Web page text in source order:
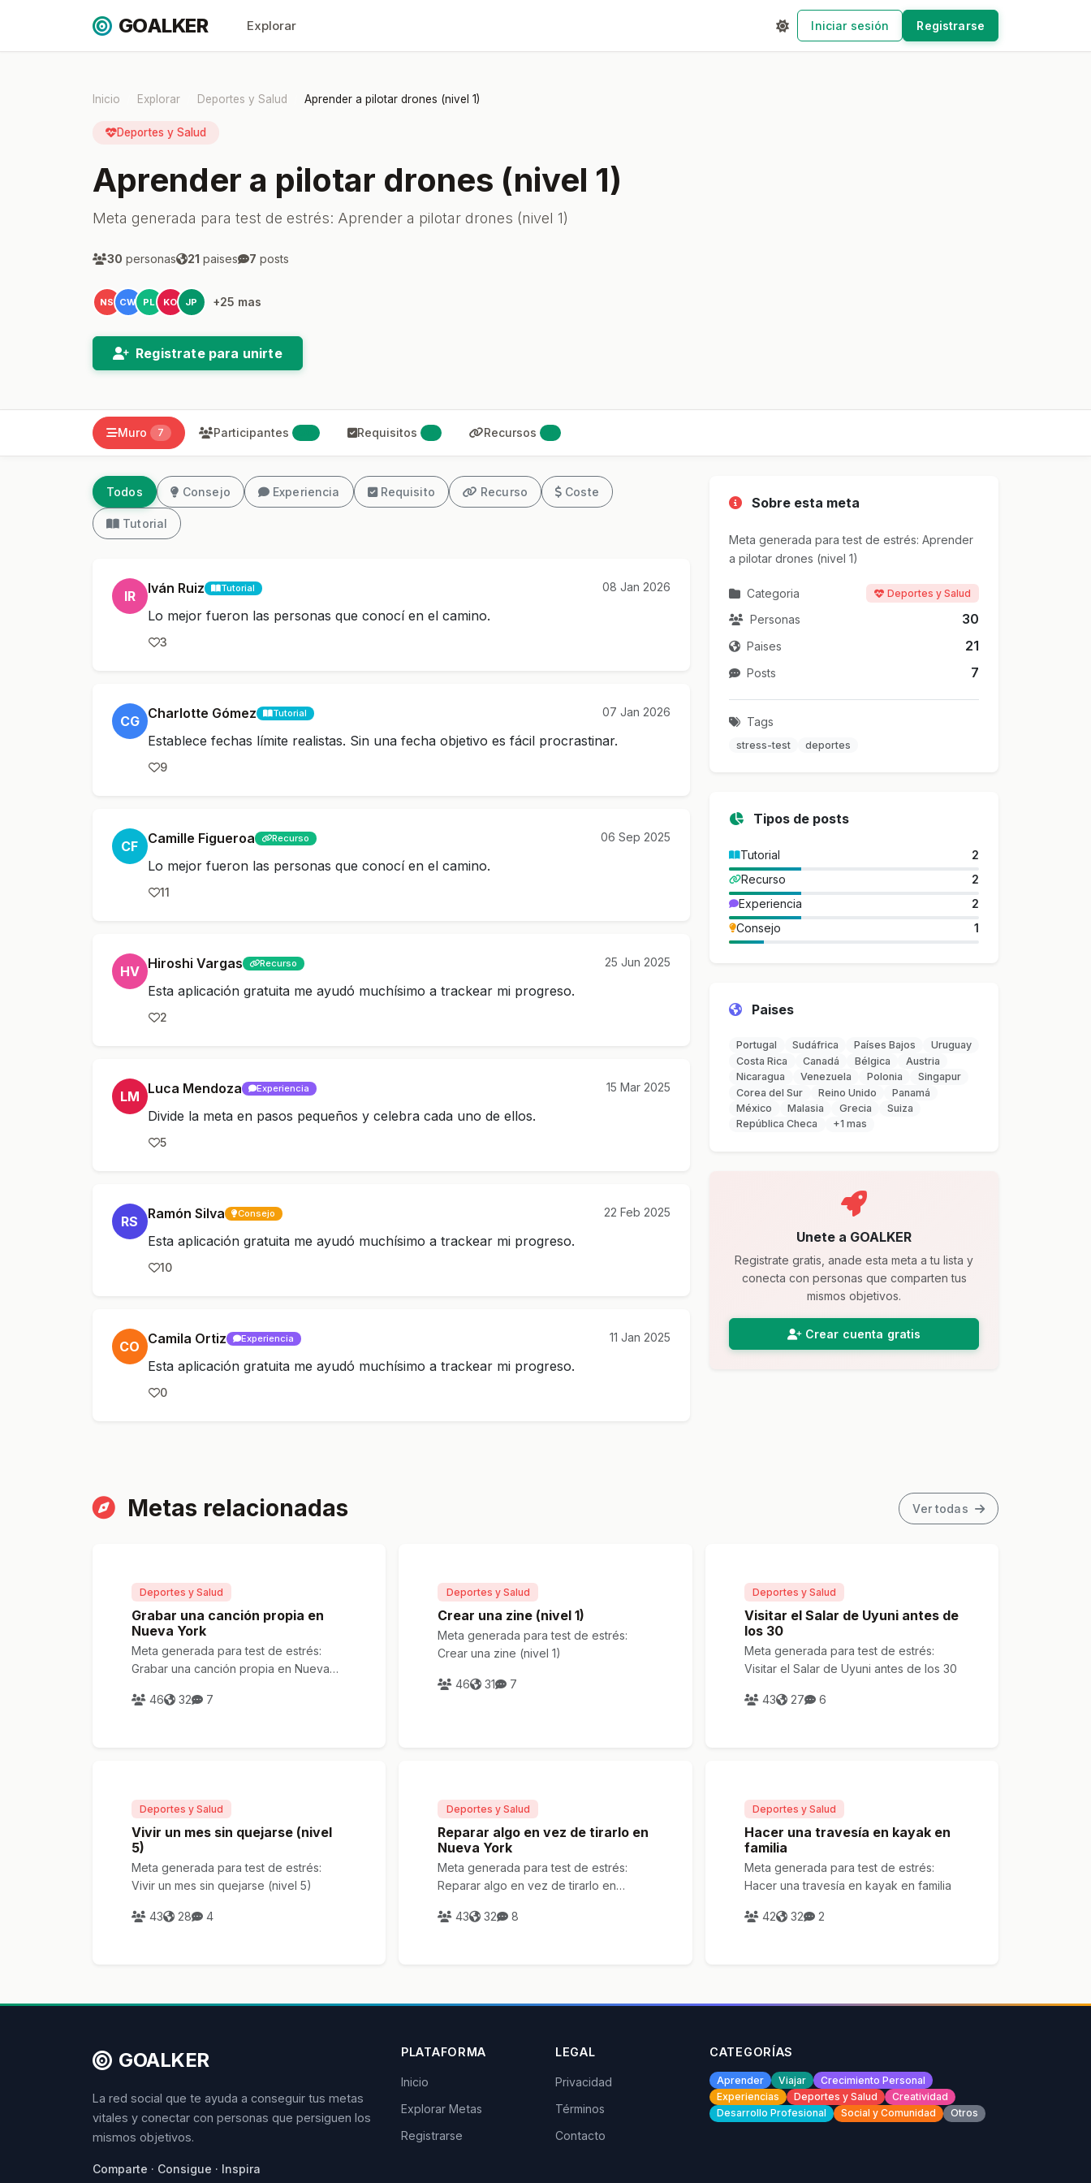
GOALKER Explorar Iniciar sesión Registrarse
Inicio Explorar Deportes y Salud Aprender a pilotar drones (nivel 1)
Deportes y Salud
Aprender a pilotar drones (nivel 1)
Meta generada para test de estrés: Aprender a pilotar drones (nivel 1)
30 personas 21 paises 7 posts
NS CW PL KO JP +25 mas
Registrate para unirte
Muro 7 Participantes Requisitos Recursos
Todos Consejo Experiencia Requisito Recurso Coste
Tutorial
IR Iván Ruiz Tutorial 08 Jan 2026
Lo mejor fueron las personas que conocí en el camino.
3
CG Charlotte Gómez Tutorial 07 Jan 2026
Establece fechas límite realistas. Sin una fecha objetivo es fácil procrastinar.
9
CF Camille Figueroa Recurso 06 Sep 2025
Lo mejor fueron las personas que conocí en el camino.
11
HV Hiroshi Vargas Recurso 25 Jun 2025
Esta aplicación gratuita me ayudó muchísimo a trackear mi progreso.
2
LM Luca Mendoza Experiencia 15 Mar 2025
Divide la meta en pasos pequeños y celebra cada uno de ellos.
5
RS Ramón Silva Consejo 22 Feb 2025
Esta aplicación gratuita me ayudó muchísimo a trackear mi progreso.
10
CO Camila Ortiz Experiencia 11 Jan 2025
Esta aplicación gratuita me ayudó muchísimo a trackear mi progreso.
0
Sobre esta meta
Meta generada para test de estrés: Aprender
a pilotar drones (nivel 1)
Categoria Deportes y Salud
Personas 30
Paises 21
Posts 7
Tags
stress-test deportes
Tipos de posts
Tutorial
2
Recurso
2
Experiencia
2
Consejo
1
Paises
Portugal Sudáfrica Países Bajos
Uruguay
Costa Rica
Canadá Bélgica
Austria
Nicaragua
Venezuela Polonia
Singapur
Corea del Sur
Reino Unido
Panamá
México
Malasia Grecia
Suiza
República Checa
+1 mas
Unete a GOALKER
Registrate gratis, anade esta meta a tu lista y
conecta con personas que comparten tus
mismos objetivos.
Crear cuenta gratis
Metas relacionadas Ver todas
Deportes y Salud
Grabar una canción propia en
Nueva York
Meta generada para test de estrés:
Grabar una canción propia en Nueva
46
32 7
Deportes y Salud
Crear una zine (nivel 1)
Meta generada para test de estrés:
Crear una zine (nivel 1)
46 31 7
Deportes y Salud
Visitar el Salar de Uyuni antes de
los 30
Meta generada para test de estrés:
Visitar el Salar de Uyuni antes de los 30
43 27 6
Deportes y Salud
Vivir un mes sin quejarse (nivel
5)
Meta generada para test de estrés:
Vivir un mes sin quejarse (nivel 5)
43 28 4
Deportes y Salud
Reparar algo en vez de tirarlo en
Nueva York
Meta generada para test de estrés:
Reparar algo en vez de tirarlo en
43
32 8
Deportes y Salud
Hacer una travesía en kayak en
familia
Meta generada para test de estrés:
Hacer una travesía en kayak en familia
42 32 2
GOALKER
La red social que te ayuda a conseguir tus metas
vitales y conectar con personas que persiguen los
mismos objetivos.
Comparte · Consigue · Inspira
PLATAFORMA
Inicio
Explorar Metas
Registrarse
LEGAL
Privacidad
Términos
Contacto
CATEGORÍAS
Aprender Viajar
Crecimiento Personal
Experiencias
Deportes y Salud
Creatividad
Desarrollo Profesional
Social y Comunidad Otros